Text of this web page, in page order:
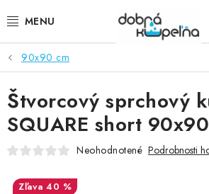
na
SPRCHOVÉ KÚTY
SPRCHOVÉ DVERE
BATÉRIE
90x90 cm
Štvorcový sprchový
SQUARE short
Neohodnotené Podrobnosti
40 %